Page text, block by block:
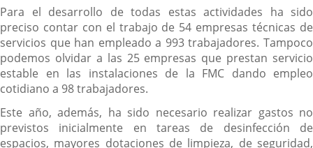
Para el desarrollo de todas estas actividades ha sido
preciso contar con el trabajo de 54 empresas técnicas de
servicios que han empleado a 993 trabajadores. Tampoco
podemos olvidar a las 25 empresas que prestan servicio
estable en las instalaciones de la FMC dando empleo
cotidiano a 98 trabajadores.
Este año, además, ha sido necesario realizar gastos no
previstos inicialmente en tareas de desinfección de
espacios, mayores dotaciones de limpieza, de seguridad,